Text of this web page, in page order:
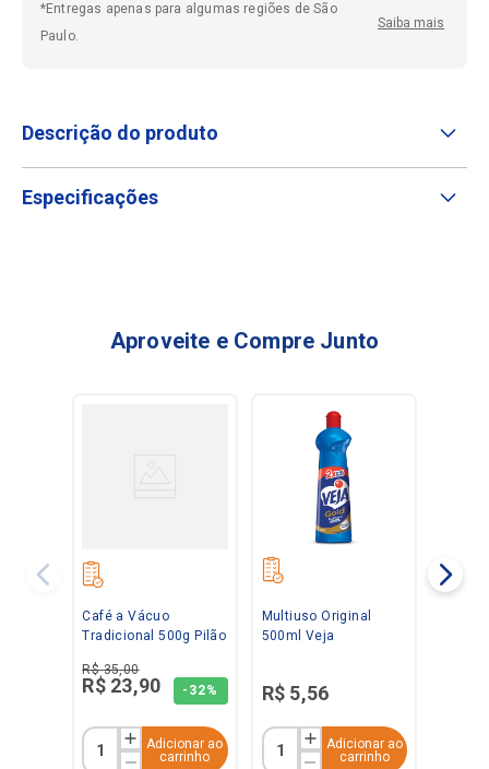
*Entregas apenas para algumas regiões de São
Paulo.
Saiba mais
Descrição do produto
Especificações
Aproveite e Compre Junto
Café a Vácuo
Tradicional 500g Pilão
R$ 35,00
R$ 23,90 - 32%
Adicionar ao
carrinho
Multiuso Original
500ml Veja
R$ 5,56
Adicionar ao
carrinho